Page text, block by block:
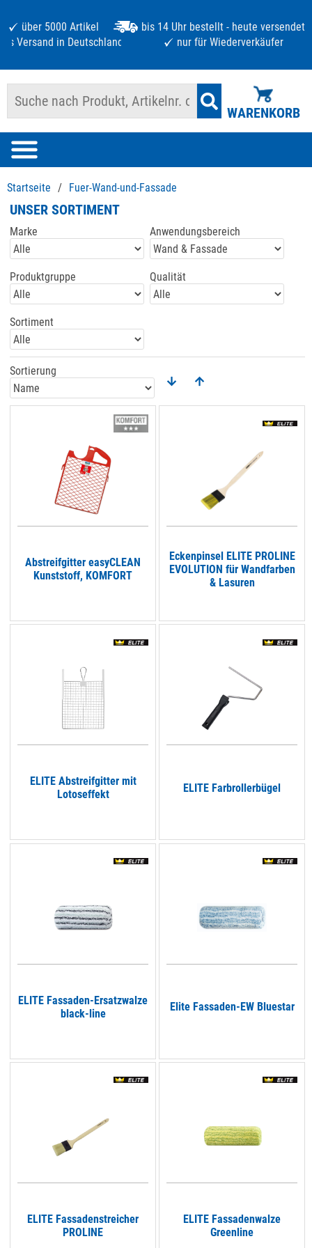
über 5000 Artikel
bis 14 Uhr bestellt - heute versendet
Versand in Deutschland ab 125 €
nur für Wiederverkäufer
WARENKORB
Startseite / Fuer-Wand-und-Fassade
UNSER SORTIMENT
Marke Anwendungsbereich
Produktgruppe Qualität
Sortiment
Sortierung
Abstreifgitter easyCLEAN
Kunststoff, KOMFORT
Eckenpinsel ELITE PROLINE
EVOLUTION für Wandfarben
& Lasuren
ELITE Abstreifgitter mit
Lotoseffekt
ELITE Farbrollerbügel
ELITE Fassaden-Ersatzwalze
black-line
Elite Fassaden-EW Bluestar
ELITE Fassadenstreicher
PROLINE
ELITE Fassadenwalze
Greenline